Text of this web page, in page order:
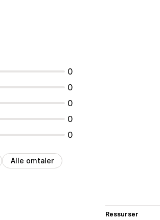
0
0
0
0
0
Alle omtaler
Ressurser